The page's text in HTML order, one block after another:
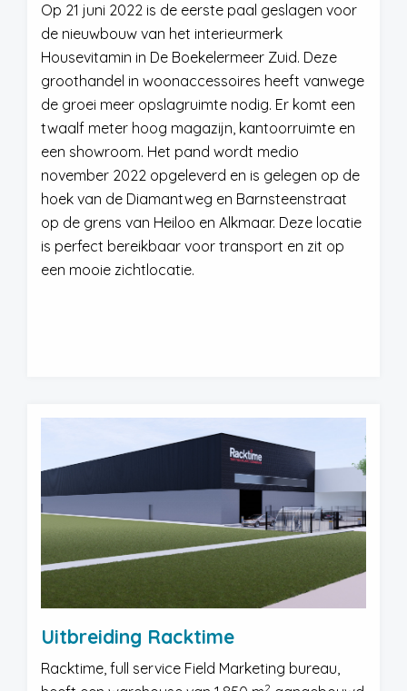
Op 21 juni 2022 is de eerste paal geslagen voor
de nieuwbouw van het interieurmerk
Housevitamin in De Boekelermeer Zuid. Deze
groothandel in woonaccessoires heeft vanwege
de groei meer opslagruimte nodig. Er komt een
twaalf meter hoog magazijn, kantoorruimte en
een showroom. Het pand wordt medio
november 2022 opgeleverd en is gelegen op de
hoek van de Diamantweg en Barnsteenstraat
op de grens van Heiloo en Alkmaar. Deze locatie
is perfect bereikbaar voor transport en zit op
een mooie zichtlocatie.
Uitbreiding Racktime
Racktime, full service Field Marketing bureau,
2